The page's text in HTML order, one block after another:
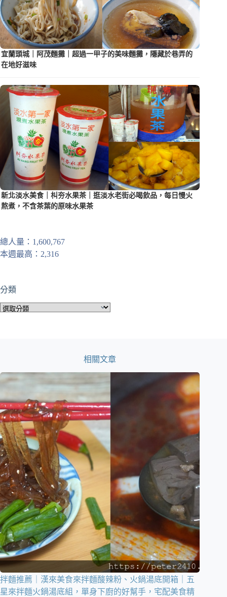
宜蘭頭城｜阿茂麵攤｜超過一甲子的美味麵攤，隱藏於巷弄的
在地好滋味
新北淡水美食｜朻夯水果茶｜逛淡水老街必喝飲品，每日慢火
熬煮，不含茶葉的原味水果茶
總人量：1,600,767
本週最高：2,316
分類
分
相關文章
拌麵推薦｜漢來美食來拌麵酸辣粉、火鍋湯底開箱｜五
星來拌麵火鍋湯底組，單身下廚的好幫手，宅配美食精